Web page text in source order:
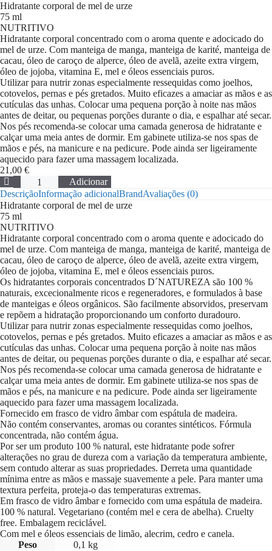
Hidratante corporal de mel de urze
75 ml
NUTRITIVO
Hidratante corporal concentrado com o aroma quente e adocicado do
mel de urze. Com manteiga de manga, manteiga de karité, manteiga de
cacau, óleo de caroço de alperce, óleo de avelã, azeite extra virgem,
óleo de jojoba, vitamina E, mel e óleos essenciais puros.
Utilizar para nutrir zonas especialmente ressequidas como joelhos,
cotovelos, pernas e pés gretados. Muito eficazes a amaciar as mãos e as
cutículas das unhas. Colocar uma pequena porção à noite nas mãos
antes de deitar, ou pequenas porções durante o dia, e espalhar até secar.
Nos pés recomenda-se colocar uma camada generosa de hidratante e
calçar uma meia antes de dormir. Em gabinete utiliza-se nos spas de
mãos e pés, na manicure e na pedicure. Pode ainda ser ligeiramente
aquecido para fazer uma massagem localizada.
21,00 €
Quantidade
de
Hidratante
corporal
urze
Adicionar
DescriçãoInformação adicionalBrandAvaliações (0)
Hidratante corporal de mel de urze
75 ml
NUTRITIVO
Hidratante corporal concentrado com o aroma quente e adocicado do
mel de urze. Com manteiga de manga, manteiga de karité, manteiga de
cacau, óleo de caroço de alperce, óleo de avelã, azeite extra virgem,
óleo de jojoba, vitamina E, mel e óleos essenciais puros.
Os hidratantes corporais concentrados D´NATUREZA são 100 %
naturais, excecionalmente ricos e regeneradores, e formulados à base
de manteigas e óleos orgânicos. São facilmente absorvidos, preservam
e repõem a hidratação proporcionando um conforto duradouro.
Utilizar para nutrir zonas especialmente ressequidas como joelhos,
cotovelos, pernas e pés gretados. Muito eficazes a amaciar as mãos e as
cutículas das unhas. Colocar uma pequena porção à noite nas mãos
antes de deitar, ou pequenas porções durante o dia, e espalhar até secar.
Nos pés recomenda-se colocar uma camada generosa de hidratante e
calçar uma meia antes de dormir. Em gabinete utiliza-se nos spas de
mãos e pés, na manicure e na pedicure. Pode ainda ser ligeiramente
aquecido para fazer uma massagem localizada.
Fornecido em frasco de vidro âmbar com espátula de madeira.
Não contém conservantes, aromas ou corantes sintéticos. Fórmula
concentrada, não contém água.
Por ser um produto 100 % natural, este hidratante pode sofrer
alterações no grau de dureza com a variação da temperatura ambiente,
sem contudo alterar as suas propriedades. Derreta uma quantidade
mínima entre as mãos e massaje suavemente a pele. Para manter uma
textura perfeita, proteja-o das temperaturas extremas.
Em frasco de vidro âmbar e fornecido com uma espátula de madeira.
100 % natural. Vegetariano (contém mel e cera de abelha). Cruelty
free. Embalagem reciclável.
Com mel e óleos essenciais de limão, alecrim, cedro e canela.
Peso
0,1 kg